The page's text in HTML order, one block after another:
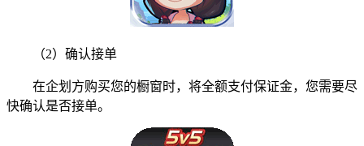
（2）确认接单
在企划方购买您的橱窗时，将全额支付保证金，您需要尽
快确认是否接单。